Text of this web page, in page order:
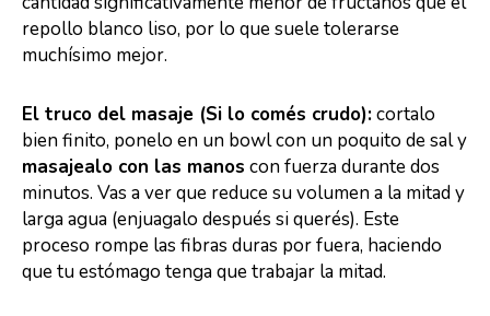
repollo blanco liso, por lo que suele tolerarse
muchísimo mejor.
El truco del masaje (Si lo comés crudo):cortalo
bien finito, ponelo en un bowl con un poquito de sal y
masajealo con las manos con fuerza durante dos
minutos. Vas a ver que reduce su volumen a la mitad y
larga agua (enjuagalo después si querés). Este
proceso rompe las fibras duras por fuera, haciendo
que tu estómago tenga que trabajar la mitad.